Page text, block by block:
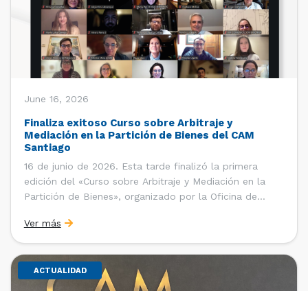
June 16, 2026
Finaliza exitoso Curso sobre Arbitraje y
Mediación en la Partición de Bienes del CAM
Santiago
16 de junio de 2026. Esta tarde finalizó la primera
edición del «Curso sobre Arbitraje y Mediación en la
Partición de Bienes», organizado por la Oficina de
Arbitraje y Mediación (CAM) de la Cámara de Comercio
de Santiago (CCS). El curso contó con […]
Ver más
ACTUALIDAD